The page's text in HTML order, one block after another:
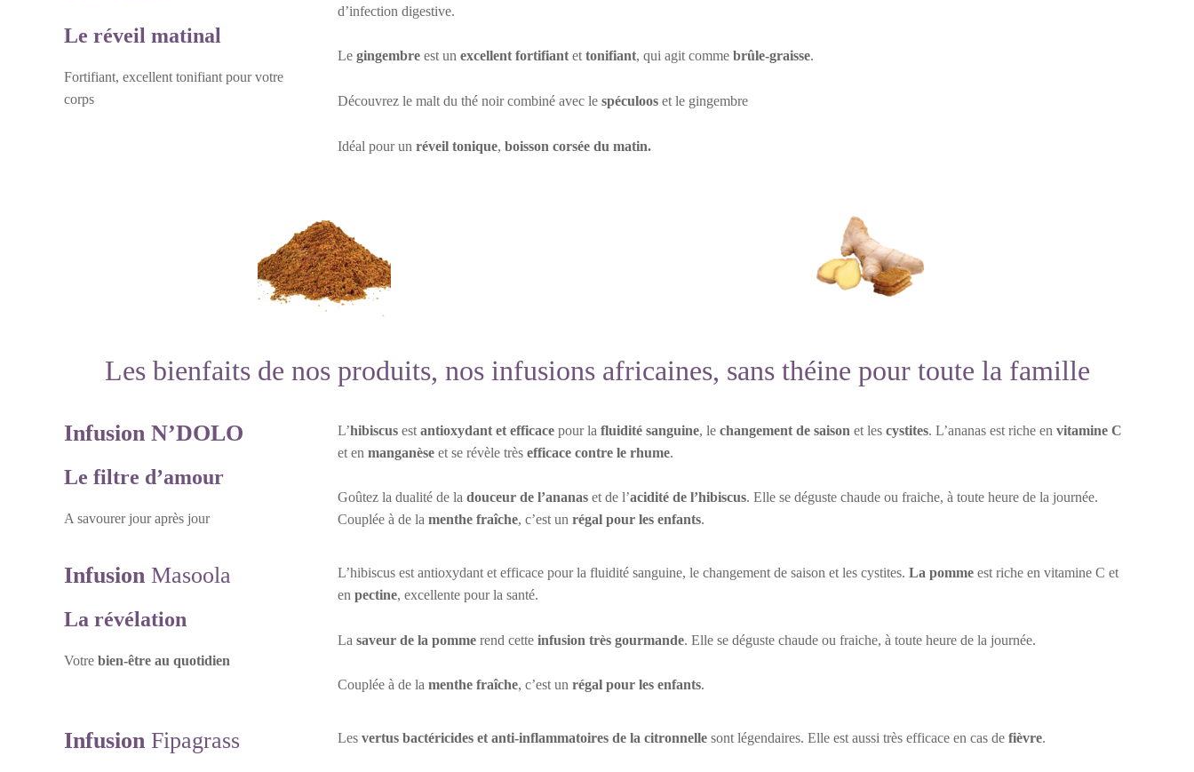
Le réveil matinal
Fortifiant, excellent tonifiant pour votre
corps
d’infection digestive.
Le gingembreest un excellent fortifiantet tonifiant, qui agit comme brûle-graisse.
Découvrez le malt du thé noir combiné avec le spéculooset le gingembre
Idéal pour un réveil tonique, boisson corsée du matin.
Les bienfaits de nos produits, nos infusions africaines, sans théine pour toute la famille
Infusion N’DOLO
Le filtre d’amour
A savourer jour après jour
L’hibiscusest antioxydant et efficacepour la fluidité sanguine, le changement de saison et les cystites. L’ananas est riche en vitamine C
et en manganèseet se révèle très efficace contre le rhume.
Goûtez la dualité de la douceur de l’ananaset de l’acidité de l’hibiscus. Elle se déguste chaude ou fraiche, à toute heure de la journée.
Couplée à de la menthe fraîche, c’est un régal pour les enfants.
Infusion Masoola
La révélation
Votre bien-être au quotidien
L’hibiscus est antioxydant et efficace pour la fluidité sanguine, le changement de saison et les cystites. La pommeest riche en vitamine C et
en pectine, excellente pour la santé.
La saveur de la pommerend cette infusion très gourmande. Elle se déguste chaude ou fraiche, à toute heure de la journée.
Couplée à de la menthe fraîche, c’est un régal pour les enfants.
Infusion Fipagrass Les vertus bactéricides et anti-inflammatoires de la citronnellesont légendaires. Elle est aussi très efficace en cas de fièvre.